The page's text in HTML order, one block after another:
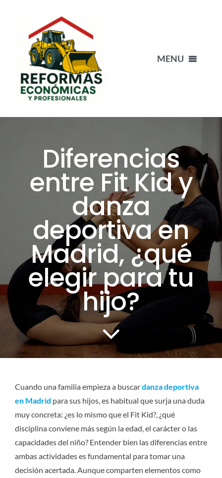
contenido
MENU
PORTFOLIO
BLOG
CONTACTO
SERVICIOS
Diferencias
entre Fit Kid y
danza
deportiva en
Madrid, ¿qué
elegir para tu
hijo?
Cuando una familia empieza a buscardanza deportiva
en Madrid para sus hijos, es habitual que surja una duda
muy concreta: ¿es lo mismo que el Fit Kid?, ¿qué
disciplina conviene más según la edad, el carácter o las
capacidades del niño? Entender bien las diferencias entre
ambas actividades es fundamental para tomar una
decisión acertada. Aunque comparten elementos como